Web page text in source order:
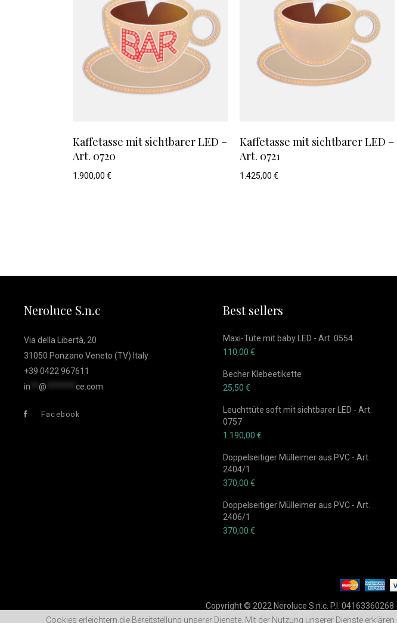
Kaffetasse mit sichtbarer LED –
Art. 0720
1.900,00 €
Kaffetasse mit sichtbarer LED –
Art. 0721
1.425,00 €
Neroluce S.n.c
Via della Libertà, 20
31050 Ponzano Veneto (TV) Italy
+39 0422 967611
in
@ ce.com
Facebook
Best sellers
Maxi-Tüte mit baby LED - Art. 0554
110,00 €
Becher Klebeetikette
25,50 €
Leuchttüte soft mit sichtbarer LED - Art.
0757
1.190,00 €
Doppelseitiger Mülleimer aus PVC - Art.
2404/1
370,00 €
Doppelseitiger Mülleimer aus PVC - Art.
2406/1
370,00 €
Copyright © 2022 Neroluce S.n.c. P.I. 04163360268
Cookies erleichtern die Bereitstellung unserer Dienste. Mit der Nutzung unserer Dienste